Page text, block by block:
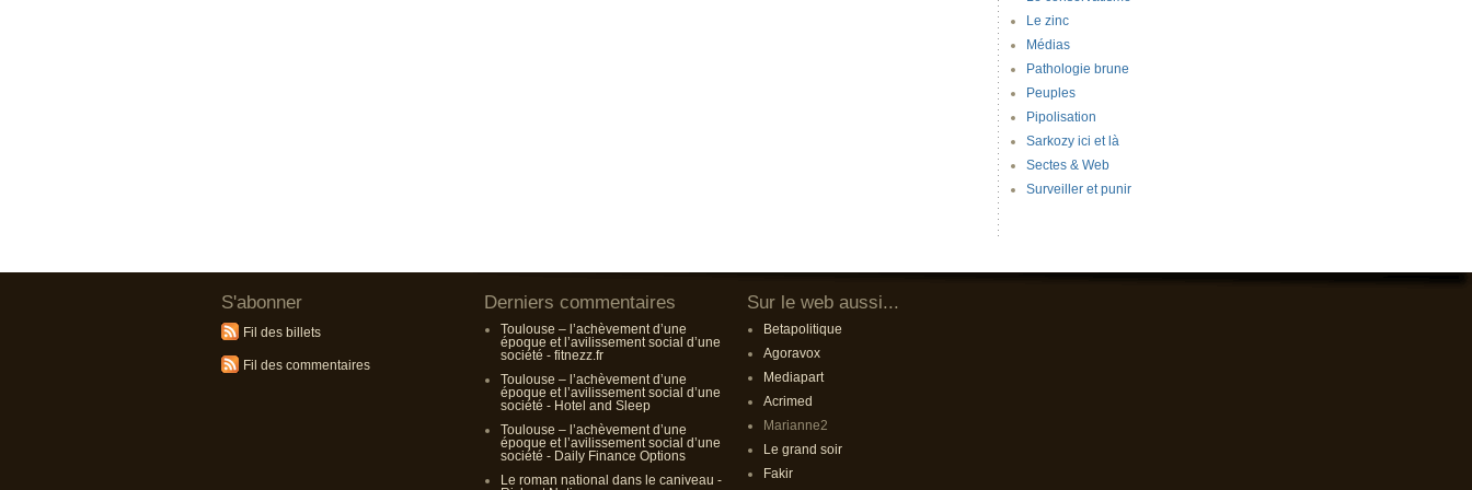
Le zinc
Médias
Pathologie brune
Peuples
Pipolisation
Sarkozy ici et là
Sectes & Web
Surveiller et punir
S'abonner
Fil des billets
Fil des commentaires
Derniers commentaires
Toulouse – l’achèvement d’une
époque et l’avilissement social d’une
société - fitnezz.fr
Toulouse – l’achèvement d’une
époque et l’avilissement social d’une
société - Hotel and Sleep
Toulouse – l’achèvement d’une
époque et l’avilissement social d’une
société - Daily Finance Options
Le roman national dans le caniveau -
Sur le web aussi...
Betapolitique
Agoravox
Mediapart
Acrimed
Marianne2
Le grand soir
Fakir